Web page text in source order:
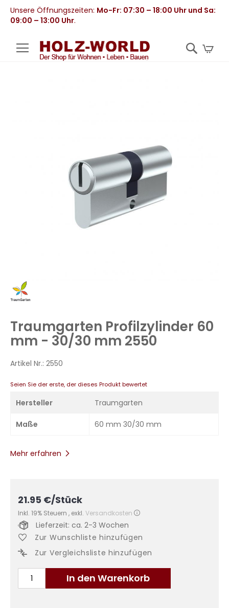
Unsere Öffnungszeiten: Mo-Fr: 07:30 – 18:00 Uhr und Sa:
09:00 – 13:00 Uhr.
Zum
Anfang
springen
Traumgarten Profilzylinder 60
mm - 30/30 mm 2550
Artikel Nr.: 2550
Seien Sie der erste, der dieses Produkt bewertet
Hersteller Traumgarten
Maße 60 mm 30/30 mm
Mehr erfahren
21.95 €/Stück
Inkl. 19% Steuern , exkl. Versandkosten
In den Warenkorb
Lieferzeit: ca. 2-3 Wochen
Zur Wunschliste hinzufügen
Zur Vergleichsliste hinzufügen